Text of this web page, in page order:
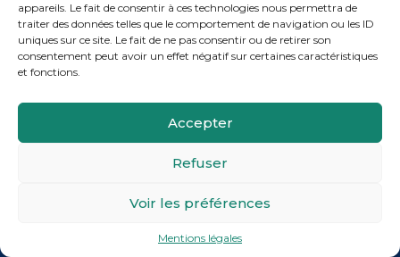
appareils. Le fait de consentir à ces technologies nous permettra de
traiter des données telles que le comportement de navigation ou les ID
uniques sur ce site. Le fait de ne pas consentir ou de retirer son
consentement peut avoir un effet négatif sur certaines caractéristiques
et fonctions.
Accepter
Refuser
Voir les préférences
Mentions légales
Footer
11, rue Laugier, 75017 PARIS
MENTIONS LÉGALES
Conception et réalisation